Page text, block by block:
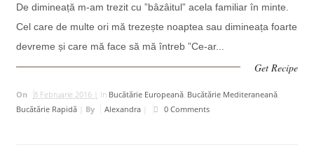
De dimineață m-am trezit cu ”bâzâitul” acela familiar în minte.
Cel care de multe ori mă trezește noaptea sau dimineața foarte
devreme și care mă face să mă întreb ”Ce-ar...
Get Recipe
On 8 Februarie 2016 | In Bucătărie Europeană, Bucătărie Mediteraneană,
Bucătărie Rapidă| By Alexandra| 0 Comments